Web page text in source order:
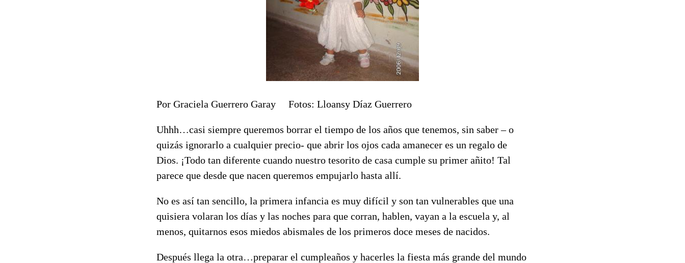
Por Graciela Guerrero Garay Fotos: Lloansy Díaz Guerrero
Uhhh…casi siempre queremos borrar el tiempo de los años que tenemos, sin saber – o
quizás ignorarlo a cualquier precio- que abrir los ojos cada amanecer es un regalo de
Dios. ¡Todo tan diferente cuando nuestro tesorito de casa cumple su primer añito! Tal
parece que desde que nacen queremos empujarlo hasta allí.
No es así tan sencillo, la primera infancia es muy difícil y son tan vulnerables que una
quisiera volaran los días y las noches para que corran, hablen, vayan a la escuela y, al
menos, quitarnos esos miedos abismales de los primeros doce meses de nacidos.
Después llega la otra…preparar el cumpleaños y hacerles la fiesta más grande del mundo